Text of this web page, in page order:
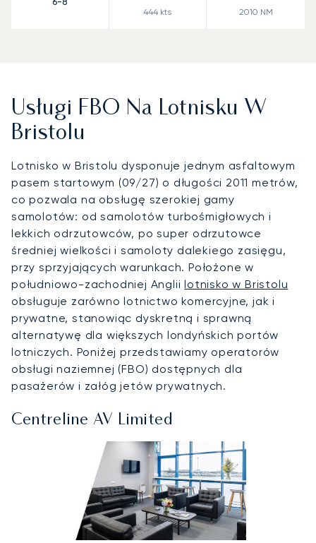
444 kts 2010 NM
Usługi FBO Na Lotnisku W
Bristolu
Lotnisko w Bristolu dysponuje jednym asfaltowym
pasem startowym (09/27) o długości 2011 metrów,
co pozwala na obsługę szerokiej gamy
samolotów: od samolotów turbośmigłowych i
lekkich odrzutowców, po super odrzutowce
średniej wielkości i samoloty dalekiego zasięgu,
przy sprzyjających warunkach. Położone w
południowo-zachodniej Angliilotnisko w Bristolu
obsługuje zarówno lotnictwo komercyjne, jak i
prywatne, stanowiąc dyskretną i sprawną
alternatywę dla większych londyńskich portów
lotniczych. Poniżej przedstawiamy operatorów
obsługi naziemnej (FBO) dostępnych dla
pasażerów i załóg jetów prywatnych.
Centreline AV Limited